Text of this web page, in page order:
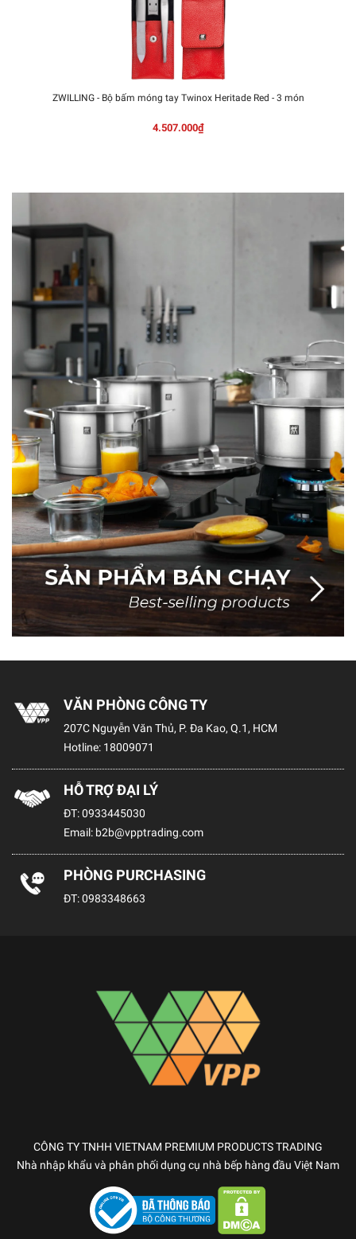
ZWILLING - Bộ bấm móng tay Twinox Heritade Red - 3 món
4.507.000₫
VĂN PHÒNG CÔNG TY
207C Nguyễn Văn Thủ, P. Đa Kao, Q.1, HCM
Hotline: 18009071
HỖ TRỢ ĐẠI LÝ
ĐT:0933445030
Email: b2b@vpptrading.com
PHÒNG PURCHASING
ĐT:0983348663
CÔNG TY TNHH VIETNAM PREMIUM PRODUCTS TRADING
Nhà nhập khẩu và phân phối dụng cụ nhà bếp hàng đầu Việt Nam